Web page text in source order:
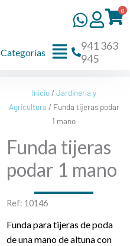
0
Flyout
Categorías
941 363
945
Inicio/Jardinería y
Agricultura / Funda tijeras podar
1 mano
Funda tijeras
podar 1 mano
Ref: 10146
Funda para tijeras de poda
de una mano de altuna con